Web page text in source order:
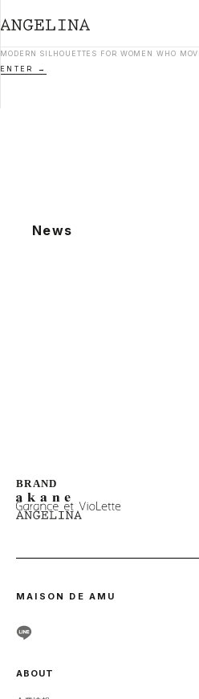
MODERN SILHOUETTES FOR WOMEN WHO
ENTER
News
MAISON DE AMU
ABOUT